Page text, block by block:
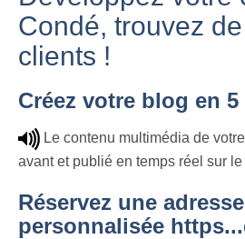
Condé, trouvez
clients !
Créez votre blog en
Le contenu multimédia de
avant et publié en temps réel sur
Réservez une adresse
personnalisée